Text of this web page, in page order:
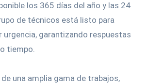
los 365 días del año y las 24
de técnicos está listo para
urgencia, garantizando respuestas
tiempo.
una amplia gama de trabajos,